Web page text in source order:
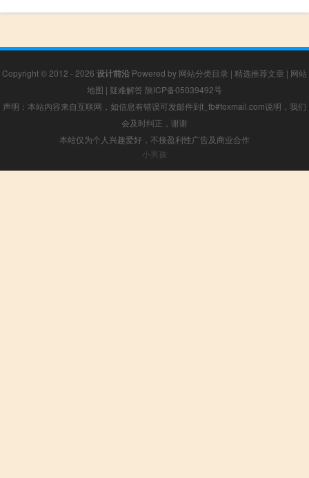
Copyright © 2012 - 2026 设计前沿 Powered by 网站分类目录 | 精选推荐文章 | 网站
地图 | 疑难解答 陕ICP备05039492号
声明：本站内容来自互联网，如信息有错误可发邮件到f_fb#foxmail.com说明，我们
会及时纠正，谢谢
本站仅为个人兴趣爱好，不接盈利性广告及商业合作
小男孩